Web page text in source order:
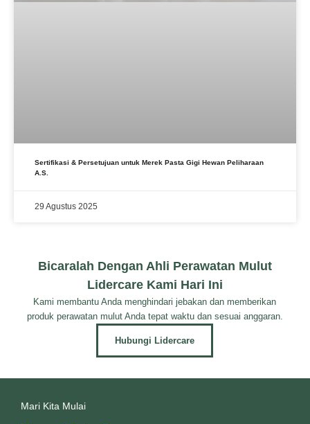
Sertifikasi & Persetujuan untuk Merek Pasta Gigi Hewan Peliharaan
A.S.
29 Agustus 2025
Bicaralah Dengan Ahli Perawatan Mulut
Lidercare Kami Hari Ini
Kami membantu Anda menghindari jebakan dan memberikan
produk perawatan mulut Anda tepat waktu dan sesuai anggaran.
Hubungi Lidercare
Mari Kita Mulai